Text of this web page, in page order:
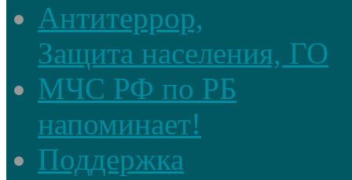
Антитеррор,
Защита населения, ГО
МЧС РФ по РБ
напоминает!
Поддержка